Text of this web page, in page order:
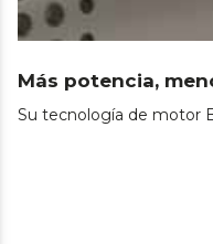
Más potencia,
Su tecnología de motor